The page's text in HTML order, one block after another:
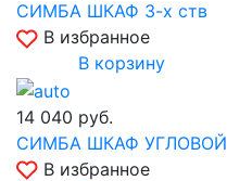
СИМБА ШКАФ 3-х ств
В избранное
В корзину
14 040 руб.
СИМБА ШКАФ УГЛОВОЙ
В избранное